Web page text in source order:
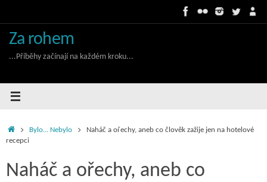
Za rohem
...Příběhy začínají na každém kroku...
HomeBylo... Nebylo
Naháč a ořechy, aneb co člověk zažije jen na hotelové
recepci
Naháč a ořechy, aneb co